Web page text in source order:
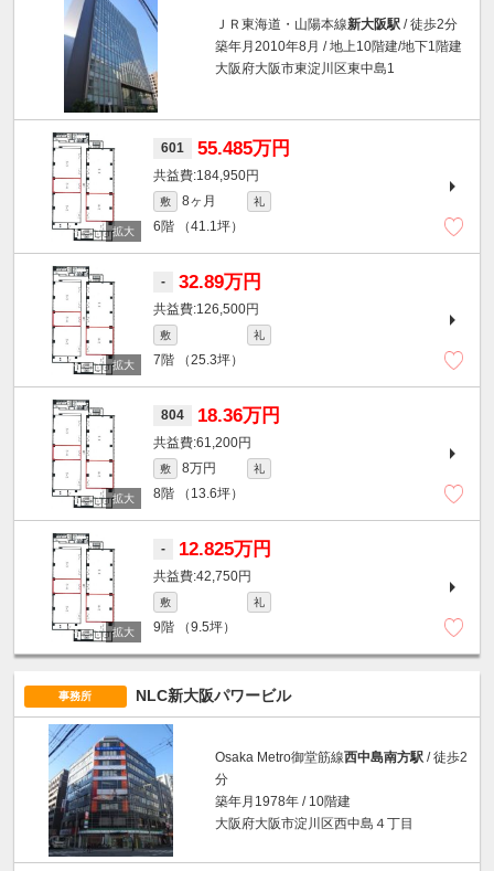
ＪＲ東海道・山陽本線新大阪駅 / 徒歩2分
築年月2010年8月 / 地上10階建/地下1階建
大阪府大阪市東淀川区東中島1
601 55.485万円
184,950円
敷 8ヶ月 礼
6階 （41.1坪）
- 32.89万円
126,500円
敷 礼
7階 （25.3坪）
804 18.36万円
61,200円
敷 8万円 礼
8階 （13.6坪）
- 12.825万円
42,750円
敷 礼
9階 （9.5坪）
事務所 NLC新大阪パワービル
Osaka Metro御堂筋線西中島南方駅 / 徒歩2
分
築年月1978年 / 10階建
大阪府大阪市淀川区西中島４丁目